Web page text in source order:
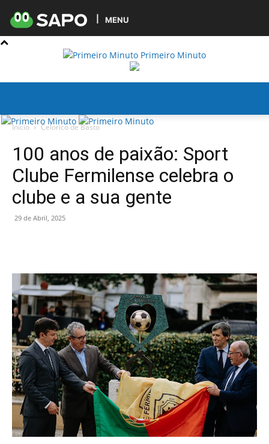
MENU
Primeiro Minuto
Início Celorico de Basto
100 anos de paixão: Sport
Clube Fermilense celebra o
clube e a sua gente
29 de Abril, 2025